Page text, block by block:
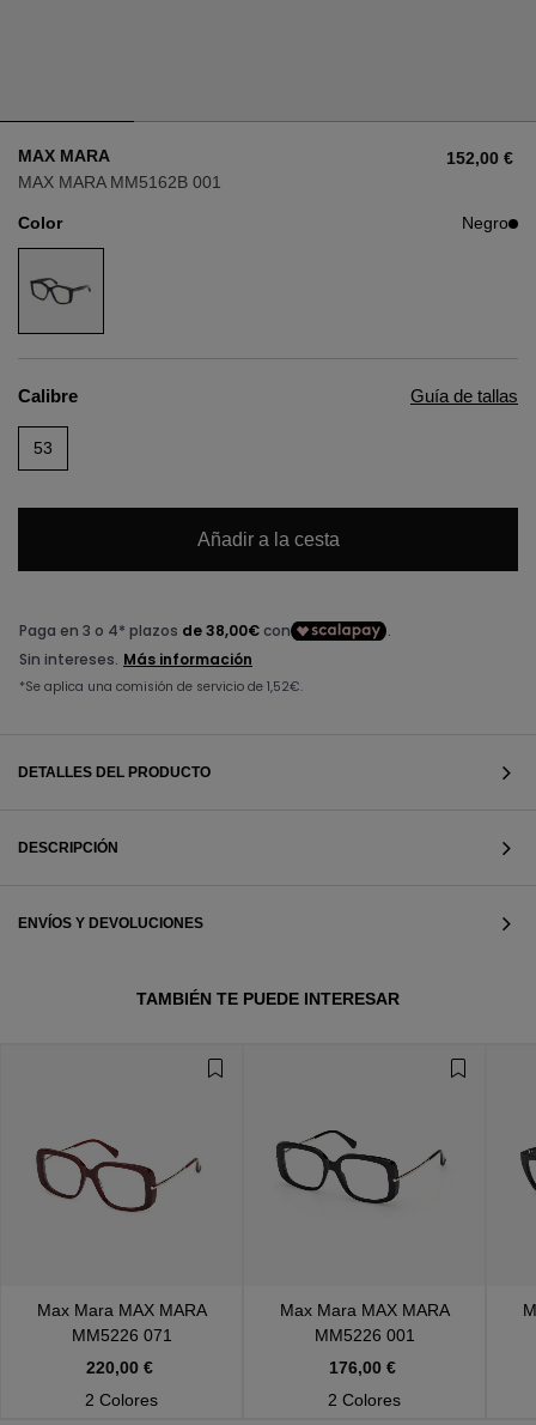
AVIADOR
OJO DE GATO
REDONDA/OVALADA
AVIADOR
OJO DE GATO
REDONDA/OVALADA
MAX MARA
MAX MARA MM5162B 001
152,00 €
Color Negro
Calibre Guía de tallas
53
Añadir a la cesta
DETALLES DEL PRODUCTO
DESCRIPCIÓN
ENVÍOS Y DEVOLUCIONES
TAMBIÉN TE PUEDE INTERESAR
Max Mara MAX MARA
MM5226 071
220,00 €
2 Colores
Max Mara MAX MARA
MM5226 001
176,00 €
2 Colores